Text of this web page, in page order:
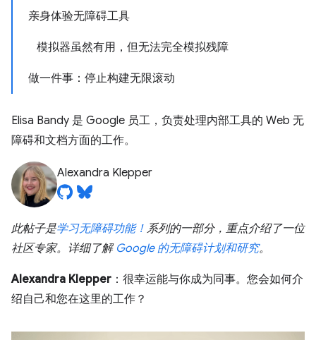
亲身体验无障碍工具
模拟器虽然有用，但无法完全模拟残障
做一件事：停止构建无限滚动
Elisa Bandy 是 Google 员工，负责处理内部工具的 Web 无
障碍和文档方面的工作。
Alexandra Klepper
此帖子是学习无障碍功能！ 系列的一部分，重点介绍了一位
社区专家。详细了解 Google 的无障碍计划和研究。
Alexandra Klepper ：很幸运能与你成为同事。您会如何介
绍自己和您在这里的工作？